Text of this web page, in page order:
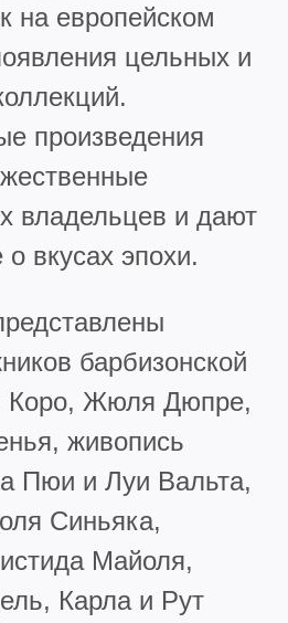
на европейском
цельных и
произведения
владельцев и дают
вкусах эпохи.
барбизонской
Коро, Жюля Дюпре,
живопись
Пюи и Луи Вальта,
Синьяка,
Майоля,
Карла и Рут